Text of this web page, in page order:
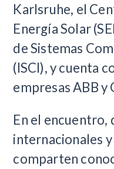
Karlsruhe, el
Energía Solar
de Sistemas
(ISCI), y cuenta
empresas ABB y
En el encuentro,
internacionales
comparten